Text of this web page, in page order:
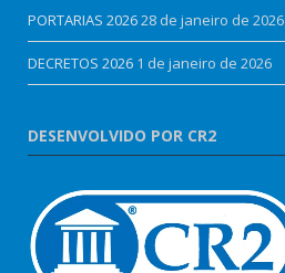
PORTARIAS 202628 de janeiro de 2026
DECRETOS 2026 1 de janeiro de 2026
DESENVOLVIDO POR CR2